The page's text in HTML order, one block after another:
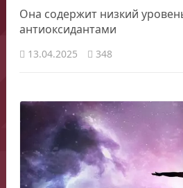
Она содержит низкий
антиоксидантами
13.04.2025 348